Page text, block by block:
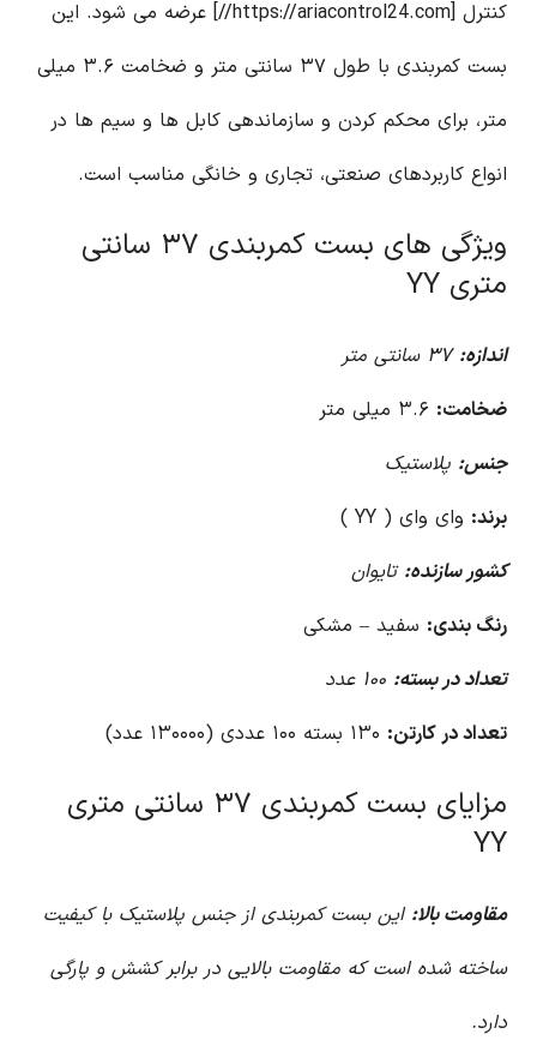
کنترل [https://ariacontrol24.com//] عرضه می شود. این
بست کمربندی با طول ۳۷ سانتی متر و ضخامت ۳.۶ میلی
متر، برای محکم کردن و سازماندهی کابل ها و سیم ها در
انواع کاربردهای صنعتی، تجاری و خانگی مناسب است.
ویژگی های بست کمربندی ۳۷ سانتی
متری YY
اندازه: ۳۷ سانتی متر
ضخامت:
جنس: پلاستیک
برند: وای وای ( YY )
کشور سازنده: تایوان
رنگ بندی: سفید – مشکی
تعداد در بسته:
تعداد در کارتن:
مزایای بست کمربندی ۳۷ سانتی متری
YY
مقاومت بالا: این بست کمربندی از جنس پلاستیک با کیفیت
ساخته شده است که مقاومت بالایی در برابر کشش و پارگی
دارد.